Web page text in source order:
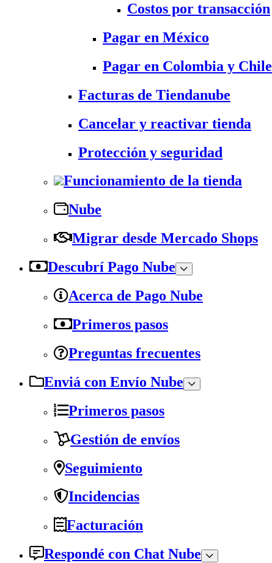
Costos por transacción
Pagar en México
Pagar en Colombia y Chile
Facturas de Tiendanube
Cancelar y reactivar tienda
Protección y seguridad
Funcionamiento de la tienda
Nube
Migrar desde Mercado Shops
Descubrí Pago Nube
Acerca de Pago Nube
Primeros pasos
Preguntas frecuentes
Enviá con Envío Nube
Primeros pasos
Gestión de envíos
Seguimiento
Incidencias
Facturación
Respondé con Chat Nube